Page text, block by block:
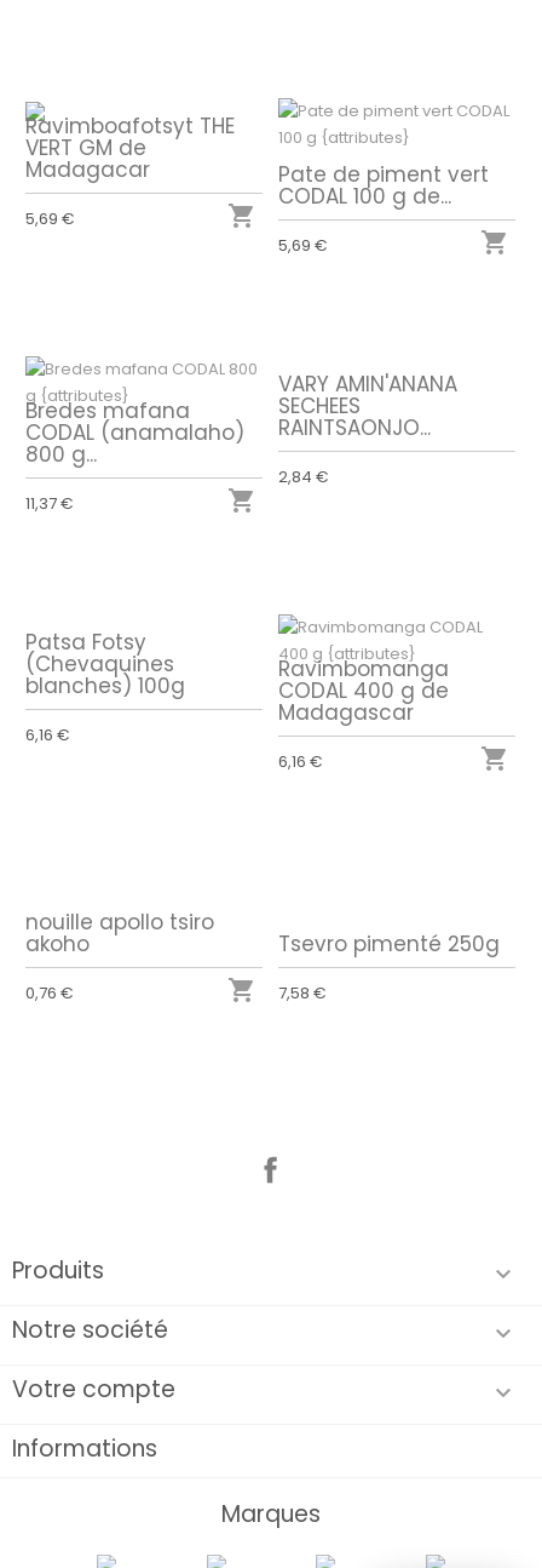
Ravimboafotsyt THE
VERT GM de
Madagacar
5,69 € 
Pate de piment vert
CODAL 100 g de...
5,69 € 
Bredes mafana
CODAL (anamalaho)
800 g...
11,37 € 
VARY AMIN'ANANA
SECHEES
RAINTSAONJO...
2,84 €
Patsa Fotsy
(Chevaquines
blanches) 100g
6,16 €
Ravimbomanga
CODAL 400 g de
Madagascar
6,16 € 
nouille apollo tsiro
akoho
0,76 € 
Tsevro pimenté 250g
7,58 €
Produits 
Notre société 
Votre compte 
Informations
Marques